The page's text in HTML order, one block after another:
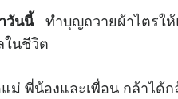
วันนี้ทำบุญถวายผ้าไตรให้
ในชีวิต
พี่น้องและเพื่อน กล้าได้ก